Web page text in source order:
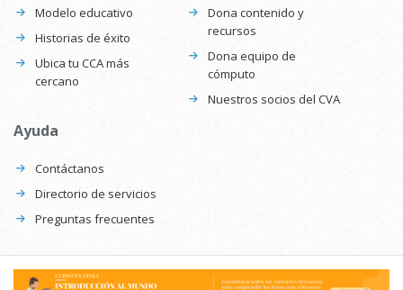
Modelo educativo
Historias de éxito
Ubica tu CCA más
cercano
Dona contenido y
recursos
Dona equipo de
cómputo
Nuestros socios del CVA
Ayuda
Contáctanos
Directorio de servicios
Preguntas frecuentes